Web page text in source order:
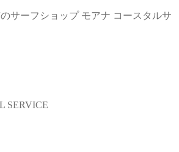
サーフショップ モアナ コースタルサ